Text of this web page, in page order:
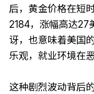
后，黄金价格在短
2184，涨幅高达27
讶，也意味着美国
乐观，就业环境在
这种剧烈波动背后